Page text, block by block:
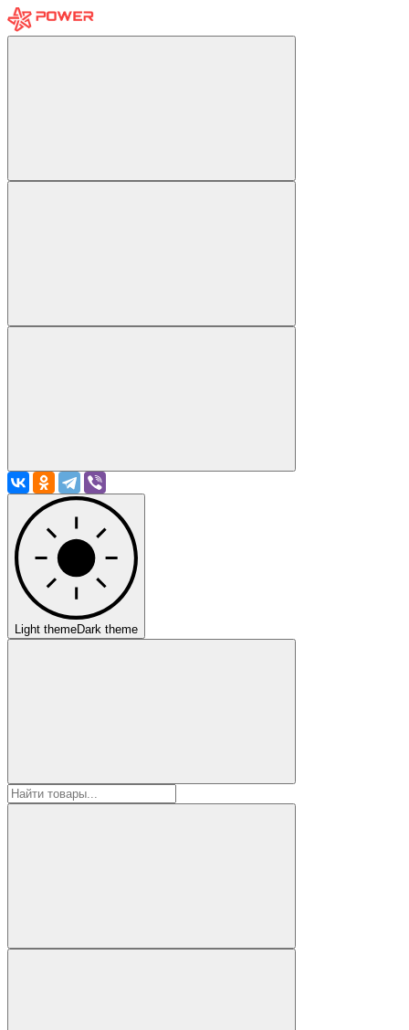
Light themeDark theme